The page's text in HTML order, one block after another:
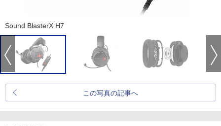
Sound BlasterX H7
この写真の記事へ